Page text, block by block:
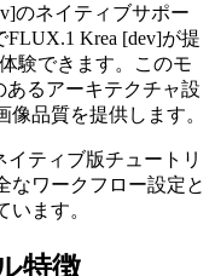
のネイティブサポー
Krea [dev]が提
験できます。このモ
るアーキテクチャ設
品質を提供します。
イティブ版チュートリ
なワークフロー設定と
ます。
特徴